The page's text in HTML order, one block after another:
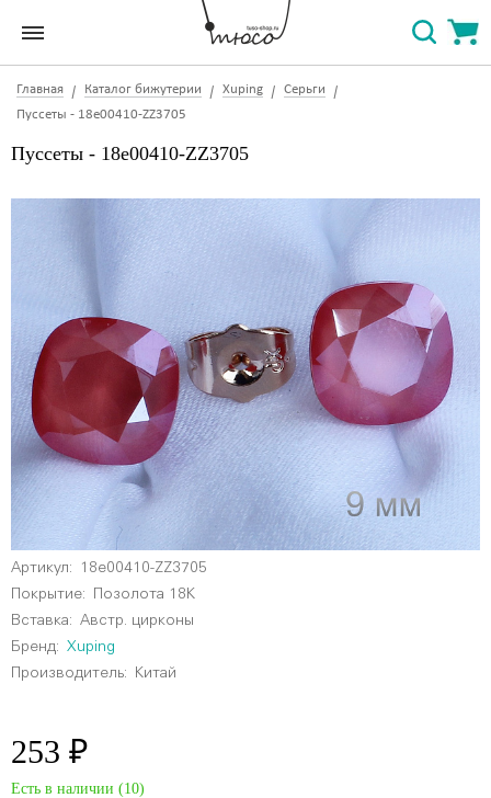
Главная Каталог бижутерии Xuping
Серьги
Пуссеты - 18e00410-ZZ3705
Пуссеты - 18e00410-ZZ3705
Артикул:
18e00410-ZZ3705
Покрытие: Позолота 18К
Вставка: Австр. цирконы
Бренд:
Xuping
Производитель: Китай
253 ₽
Есть в наличии (10)